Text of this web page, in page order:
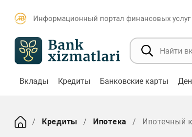
Информационный портал финансовых
Вклады Кредиты Банковские карты
Кредиты Ипотека Ипотечный